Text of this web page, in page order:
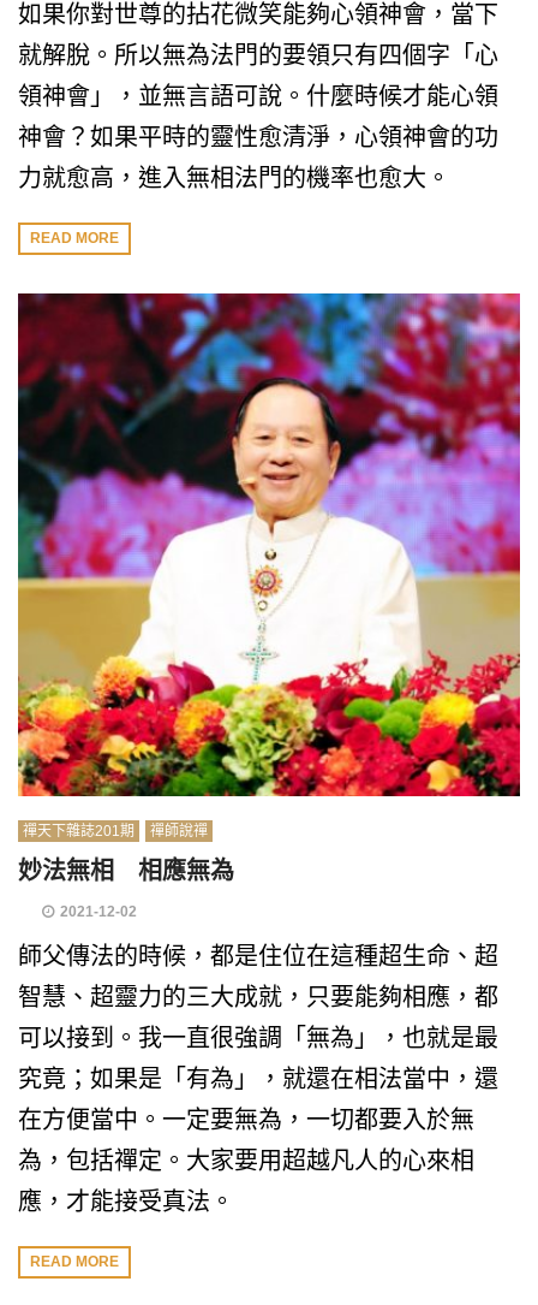
如果你對世尊的拈花微笑能夠心領神會，當下
就解脫。所以無為法門的要領只有四個字「心
領神會」，並無言語可說。什麼時候才能心領
神會？如果平時的靈性愈清淨，心領神會的功
力就愈高，進入無相法門的機率也愈大。
READ MORE
禪天下雜誌201期 禪師說禪
妙法無相 相應無為
2021-12-02
師父傳法的時候，都是住位在這種超生命、超
智慧、超靈力的三大成就，只要能夠相應，都
可以接到。我一直很強調「無為」，也就是最
究竟；如果是「有為」，就還在相法當中，還
在方便當中。一定要無為，一切都要入於無
為，包括禪定。大家要用超越凡人的心來相
應，才能接受真法。
READ MORE